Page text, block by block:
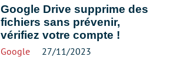
Google Drive supprime des
fichiers sans prévenir,
vérifiez votre compte !
Google 27/11/2023